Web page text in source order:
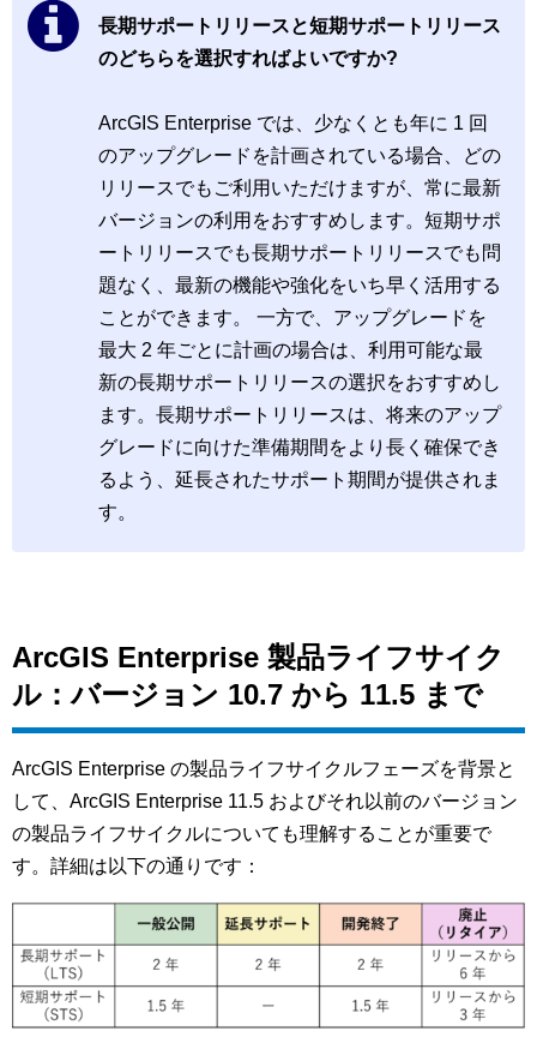
長期サポートリリースと短期サポートリリース
のどちらを選択すればよいですか?
ArcGIS Enterprise では、少なくとも年に 1 回
のアップグレードを計画されている場合、どの
リリースでもご利用いただけますが、常に最新
バージョンの利用をおすすめします。短期サポ
ートリリースでも長期サポートリリースでも問
題なく、最新の機能や強化をいち早く活用する
ことができます。 一方で、アップグレードを
最大 2 年ごとに計画の場合は、利用可能な最
新の長期サポートリリースの選択をおすすめし
ます。長期サポートリリースは、将来のアップ
グレードに向けた準備期間をより長く確保でき
るよう、延長されたサポート期間が提供されま
す。
ArcGIS Enterprise 製品ライフサイク
ル：バージョン 10.7 から 11.5 まで
ArcGIS Enterprise の製品ライフサイクルフェーズを背景と
して、ArcGIS Enterprise 11.5 およびそれ以前のバージョン
の製品ライフサイクルについても理解することが重要で
す。詳細は以下の通りです：